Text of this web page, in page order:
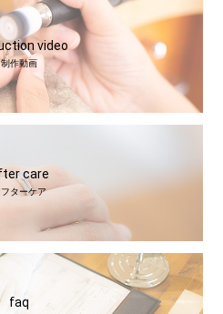
video
制作動画
care
フターケア
faq